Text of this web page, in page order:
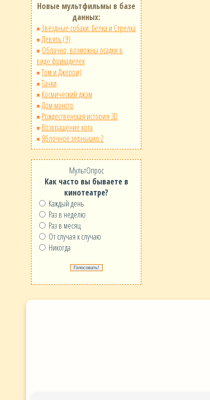
Новые мультфильмы в базе
данных:
Звёздные собаки: Белка и Стрелка
Девять (9)
Облачно, возможны осадки в
виде фрикаделек
Том и Джерри)
Тачки
Космический джэм
Дом монстр
Рождественская история 3D
Возвращение кота
Яблочное зернышко 2
МультОпрос
Как часто вы бываете в
кинотеатре?
Каждый день
Раз в неделю
Раз в месяц
От случая к случаю
Никогда